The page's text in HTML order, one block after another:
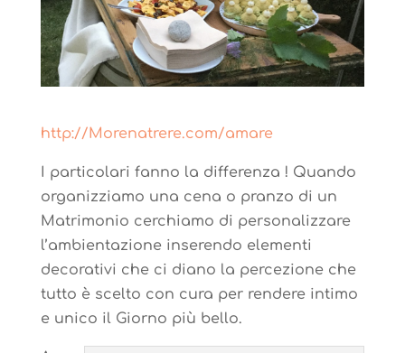
http://Morenatrere.com/amare
I particolari fanno la differenza ! Quando
organizziamo una cena o pranzo di un
Matrimonio cerchiamo di personalizzare
l’ambientazione inserendo elementi
decorativi che ci diano la percezione che
tutto è scelto con cura per rendere intimo
e unico il Giorno più bello.